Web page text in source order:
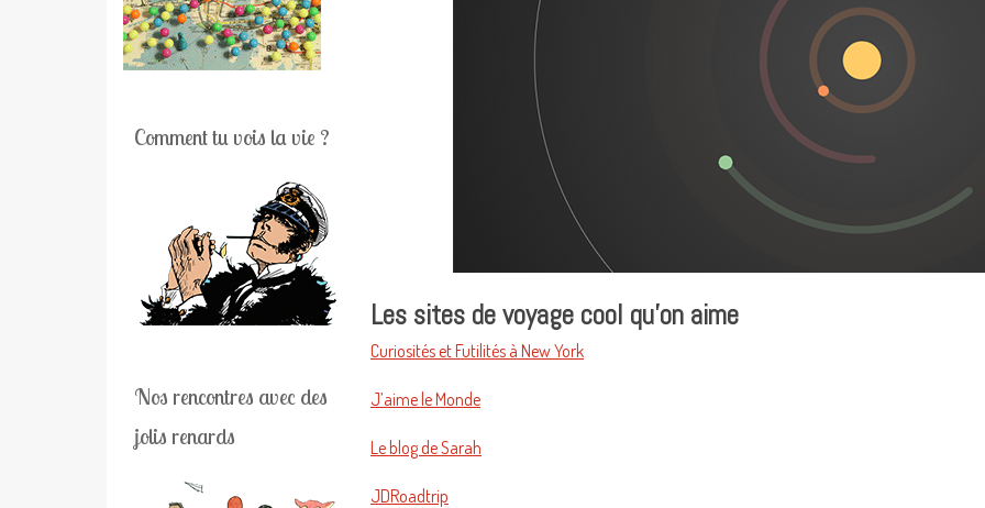
Les sites de voyage cool qu’on aime
Curiosités et Futilités à New York
J’aime le Monde
Le blog de Sarah
JDRoadtrip
Comment tu vois la vie ?
Nos rencontres avec des
jolis renards